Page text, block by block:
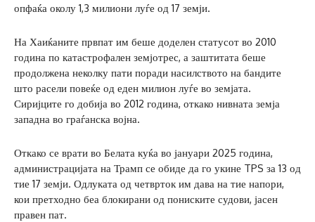
опфаќа околу 1,3 милиони луѓе од 17 земји.
На Хаиќаните првпат им беше доделен статусот во 2010
година по катастрофален земјотрес, а заштитата беше
продолжена неколку пати поради насилството на бандите
што расели повеќе од еден милион луѓе во земјата.
Сиријците го добија во 2012 година, откако нивната земја
западна во граѓанска војна.
Откако се врати во Белата куќа во јануари 2025 година,
администрацијата на Трамп се обиде да го укине TPS за 13 од
тие 17 земји. Одлуката од четврток им дава на тие напори,
кои претходно беа блокирани од пониските судови, јасен
правен пат.